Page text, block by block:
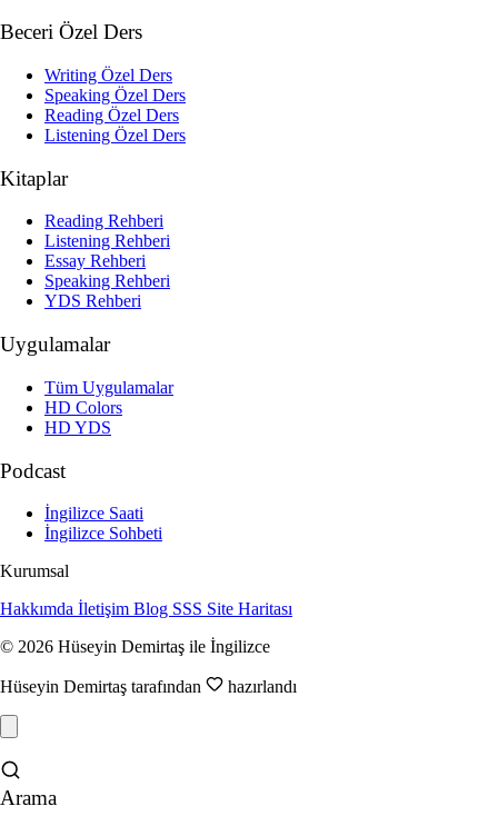
Beceri Özel Ders
Writing Özel Ders
Speaking Özel Ders
Reading Özel Ders
Listening Özel Ders
Kitaplar
Reading Rehberi
Listening Rehberi
Essay Rehberi
Speaking Rehberi
YDS Rehberi
Uygulamalar
Tüm Uygulamalar
HD Colors
HD YDS
Podcast
İngilizce Saati
İngilizce Sohbeti
Kurumsal
Hakkımda İletişim Blog SSS Site Haritası
© 2026 Hüseyin Demirtaş ile İngilizce
Hüseyin Demirtaş tarafından hazırlandı
Arama